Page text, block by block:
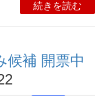
続きを読む
候補 開票中